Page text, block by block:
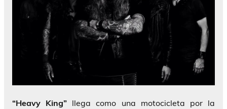
“Heavy King” llega como una motocicleta por la